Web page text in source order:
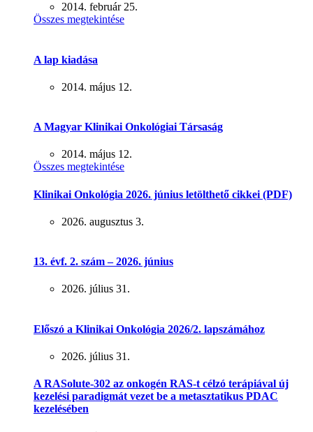
2014. február 25.
Összes megtekintése
A lap kiadása
2014. május 12.
A Magyar Klinikai Onkológiai Társaság
2014. május 12.
Összes megtekintése
Klinikai Onkológia 2026. június letölthető cikkei (PDF)
2026. augusztus 3.
13. évf. 2. szám – 2026. június
2026. július 31.
Előszó a Klinikai Onkológia 2026/2. lapszámához
2026. július 31.
A RASolute-302 az onkogén RAS-t célzó terápiával új
kezelési paradigmát vezet be a metasztatikus PDAC
kezelésében